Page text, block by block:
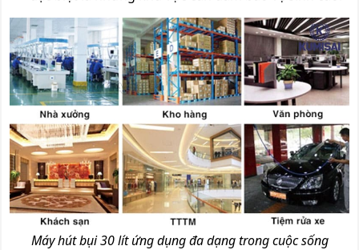
Máy hút bụi 30 lít ứng dụng đa dạng trong cuộc sống